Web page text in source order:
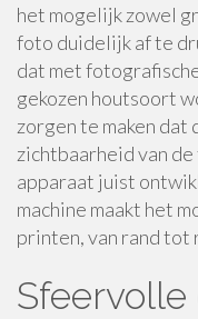
het mogelijk zowel
foto duidelijk af te
dat met
gekozen houtsoort
zorgen te maken dat
zichtbaarheid van
apparaat juist
machine maakt het
printen, van rand tot